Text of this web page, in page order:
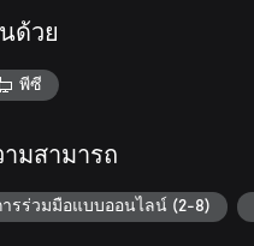
ด้วย
พีซี
ามสามารถ
ารร่วมมือแบบออนไลน์ (2-8)